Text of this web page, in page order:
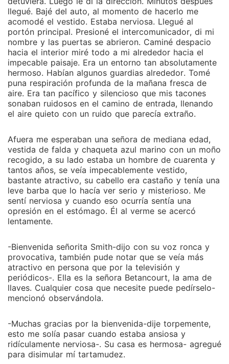
llegué. Bajé del auto, al momento de hacerlo me
acomodé el vestido. Estaba nerviosa. Llegué al
portón principal. Presioné el intercomunicador, di mi
nombre y las puertas se abrieron. Caminé despacio
hacia el interior miré todo a mi alrededor hacia el
impecable paisaje. Era un entorno tan absolutamente
hermoso. Habían algunos guardias alrededor. Tomé
puna respiración profunda de la mañana fresca de
aire. Era tan pacífico y silencioso que mis tacones
sonaban ruidosos en el camino de entrada, llenando
el aire quieto con un ruido que parecía extraño.
Afuera me esperaban una señora de mediana edad,
vestida de falda y chaqueta azul marino con un moño
recogido, a su lado estaba un hombre de cuarenta y
tantos años, se veía impecablemente vestido,
bastante atractivo, su cabello era castaño y tenía una
leve barba que lo hacía ver serio y misterioso. Me
sentí nerviosa y cuando eso ocurría sentía una
opresión en el estómago. Él al verme se acercó
lentamente.
-Bienvenida señorita Smith-dijo con su voz ronca y
provocativa, también pude notar que se veía más
atractivo en persona que por la televisión y
periódicos-. Ella es la señora Betancourt, la ama de
llaves. Cualquier cosa que necesite puede pedírselo-
mencionó observándola.
-Muchas gracias por la bienvenida-dije torpemente,
esto me solía pasar cuando estaba ansiosa y
ridículamente nerviosa-. Su casa es hermosa- agregué
para disimular mí tartamudez.